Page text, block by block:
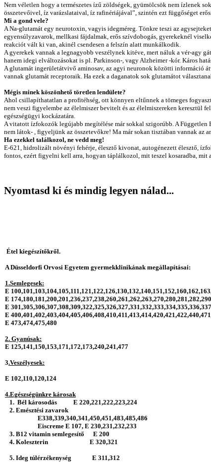
Nem véletlen hogy a természetes ízű zöldségek, gyümölcsök nem ízlenek
összetevőivel, íz varázslataival, íz rafinériájával”, szintén ezt függőséget
Mi a gond vele?
A Na-glutamát egy neurotoxin, vagyis idegméreg. Tönkre teszi az
egyensúlyzavarok, mellkasi fájdalmak, erős szívdobogás, gyerekeknél
reakciót vált ki van, akinél csendesen a felszín alatt munkálkodik.
A gyerekek vannak a legnagyobb veszélynek kitéve, mert náluk a vér-agy
hanem idegi elváltozásokat is pl. Parkinson-, vagy Alzheimer -kór. Káros
A glutamát ingerületátvivő aminosav, az agyi neuronok közötti információ
vannak glutamát receptoraik. Ha ezek a daganatok sok glutamátot
Mégis minek köszönhető töretlen lendülete?
Ahol csillapíthatatlan a profitéhség, ott könnyen eltűnnek a tömeges
nem veszi figyelembe az élelmiszer bevitelt és az élelmiszereken keresztül
egészségügyi kockázatára.
A vitatott ízfokozók legújabb megítélése már sokkal szigorúbb. A Független
nem látok- , figyeljünk az összetevőkre! Ma már sokan tisztában vannak az
Ha ezekkel találkozol, ne vedd meg!
E-621, hidrolizált növényi fehérje, élesztő kivonat, autogénezett élesztő,
fontos, ezért figyelni kell arra, hogyan táplálkozol, mit teszel kosaradba, mit
Nyomtasd ki és mindig legyen nálad...
Étel kiegészítőkről.
A Düsseldorfi Orvosi Egyetem gyermekklinikának megállapításai:
1.Semlegesek:
E
E
E
E
E 473,474,475,480
2. Gyanúsak:
E 125,141,150,153,171,172,173,240,241,477
3.Veszélyesek:
E 102,110,120,124
4.Egészségünkre károsak
1. Bél károsodás E 220,221,222,223,224
2. Emésztési zavarok
E338,339,340,341,450,451,483,485,486
Eiscreme E 107, E 230,231,232,233
3. B12 vitamin semlegesítő E 200
4. Koleszterin E 320,321
5. Ideg túlérzékenység E 311,312